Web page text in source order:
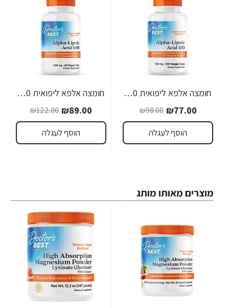
-21%
חומצה אלפא ליפואית 150 מ"ג - 120 כמוסות מבית Doctor's best
₪77.00
₪98.00
הוסף לעגלה
-27%
חומצה אלפא ליפואית 600 מ"ג - 60 כמוסות מבית Doctor's best
₪89.00
₪122.00
הוסף לעגלה
מוצרים מאותו מותג